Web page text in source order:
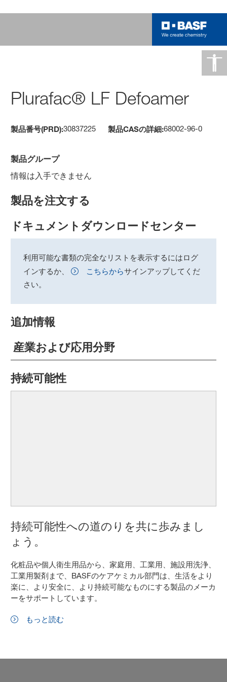
Plurafac® LF Defoamer
製品番号(PRD):30837225 製品CASの詳細:68002-96-0
製品グループ
情報は入手できません
製品を注文する
ドキュメントダウンロードセンター
利用可能な書類の完全なリストを表示するにはログ
インするか、
こちらからサインアップしてくだ
さい。
追加情報
産業および応用分野
持続可能性
持続可能性への道のりを共に歩みまし
ょう。
化粧品や個人衛生用品から、家庭用、工業用、施設用洗浄、
工業用製剤まで、BASFのケアケミカル部門は、生活をより
楽に、より安全に、より持続可能なものにする製品のメーカ
ーをサポートしています。
もっと読む